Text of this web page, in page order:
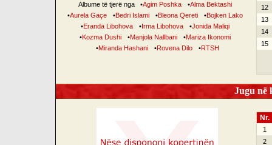
Albume të tjerë nga •Agim Poshka •Alma Bektashi
•Aurela Gaçe •Bedri Islami •Bleona Qereti •Bojken Lako
•Eranda Libohova •Irma Libohova •Jonida Maliqi
•Kozma Dushi •Manjola Nallbani •Mariza Ikonomi
•Miranda Hashani •Rovena Dilo •RTSH
12
13
14
15
Jugu në
Nr.
1
2